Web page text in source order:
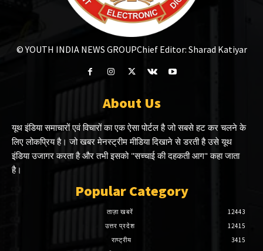
© YOUTH INDIA NEWS GROUPChief Editor: Sharad Katiyar
About Us
यूथ इंडिया समाचारों एवं विचारों का एक ऐसा पोर्टल है जो सबसे हट कर चलने के
लिए लोकप्रिय है। जो खबर मेनस्ट्रीम मीडिया दिखाने से डरती है उसे यूथ
इंडिया उजागर करता है और तभी इसको "सच्चाई की दहकती आग" कहा जाता
है।
Popular Category
ताज़ा खबरें
12443
उत्तर प्रदेश
12415
राष्ट्रीय
3415